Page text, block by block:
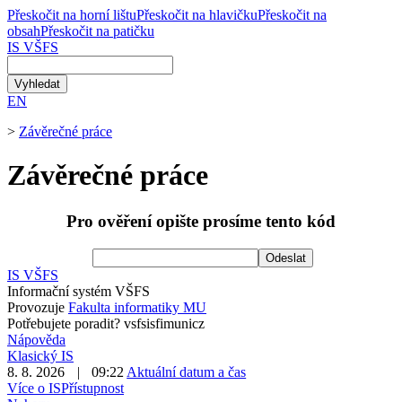
Přeskočit na horní lištuPřeskočit na hlavičkuPřeskočit na
obsahPřeskočit na patičku
IS VŠFS
EN
> Závěrečné práce
Závěrečné práce
Pro ověření opište prosíme tento kód
Odeslat
IS VŠFS
Informační systém VŠFS
Provozuje Fakulta informatiky MU
Potřebujete poradit? vsfsisfimunicz
Nápověda
Klasický IS
8. 8. 2026
| 09:22 Aktuální datum a čas
Více o ISPřístupnost